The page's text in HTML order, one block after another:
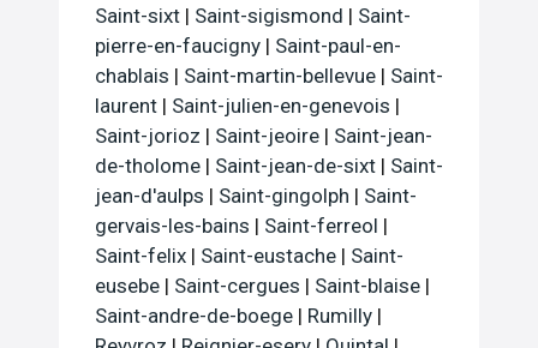
Saint-sixt | Saint-sigismond | Saint-
pierre-en-faucigny | Saint-paul-en-
chablais | Saint-martin-bellevue | Saint-
laurent | Saint-julien-en-genevois |
Saint-jorioz | Saint-jeoire | Saint-jean-
de-tholome | Saint-jean-de-sixt | Saint-
jean-d'aulps | Saint-gingolph | Saint-
gervais-les-bains | Saint-ferreol |
Saint-felix | Saint-eustache | Saint-
eusebe | Saint-cergues | Saint-blaise |
Saint-andre-de-boege | Rumilly |